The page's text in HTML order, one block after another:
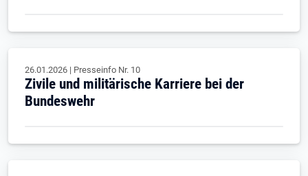
26.01.2026 | Presseinfo Nr. 10
Zivile und militärische Karriere bei der
Bundeswehr